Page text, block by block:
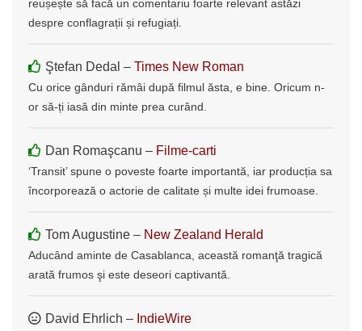
reușește să facă un comentariu foarte relevant astăzi
despre conflagrații și refugiați.
Ştefan Dedal – Times New Roman
Cu orice gânduri rămâi după filmul ăsta, e bine. Oricum n-
or să-ți iasă din minte prea curând.
Dan Romaşcanu – Filme-carti
‘Transit’ spune o poveste foarte importantă, iar producția sa
încorporează o actorie de calitate și multe idei frumoase.
Tom Augustine – New Zealand Herald
Aducând aminte de Casablanca, această romanţă tragică
arată frumos şi este deseori captivantă.
David Ehrlich – IndieWire